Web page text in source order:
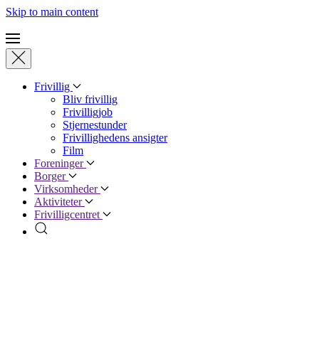
Skip to main content
Frivillig
Bliv frivillig
Frivilligjob
Stjernestunder
Frivillighedens ansigter
Film
Foreninger
Borger
Virksomheder
Aktiviteter
Frivilligcentret